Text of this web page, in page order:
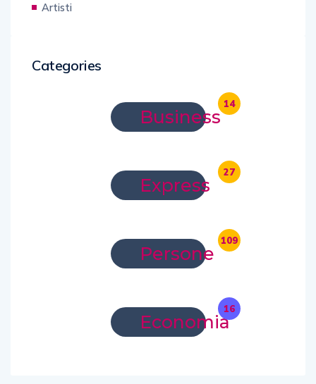
Artisti
Categories
Business
14
Express
27
Persone
109
Economia
16